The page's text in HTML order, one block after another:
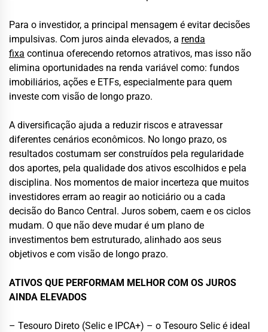
Para o investidor, a principal mensagem é evitar decisões
impulsivas. Com juros ainda elevados, a renda
fixa continua oferecendo retornos atrativos, mas isso não
elimina oportunidades na renda variável como: fundos
imobiliários, ações e ETFs, especialmente para quem
investe com visão de longo prazo.
A diversificação ajuda a reduzir riscos e atravessar
diferentes cenários econômicos. No longo prazo, os
resultados costumam ser construídos pela regularidade
dos aportes, pela qualidade dos ativos escolhidos e pela
disciplina. Nos momentos de maior incerteza que muitos
investidores erram ao reagir ao noticiário ou a cada
decisão do Banco Central. Juros sobem, caem e os ciclos
mudam. O que não deve mudar é um plano de
investimentos bem estruturado, alinhado aos seus
objetivos e com visão de longo prazo.
ATIVOS QUE PERFORMAM MELHOR COM OS JUROS
AINDA ELEVADOS
– Tesouro Direto (Selic e IPCA+) – o Tesouro Selic é ideal